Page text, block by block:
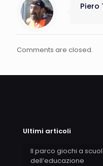
Piero
Comments are closed.
Ultimi articoli
Il parco giochi a
dell’educazione